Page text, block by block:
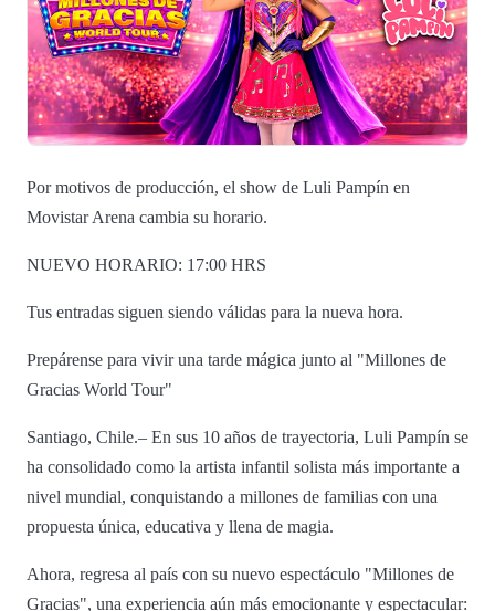
Por motivos de producción, el show de Luli Pampín en
Movistar Arena cambia su horario.
NUEVO HORARIO: 17:00 HRS
Tus entradas siguen siendo válidas para la nueva hora.
Prepárense para vivir una tarde mágica junto al "Millones de
Gracias World Tour"
Santiago, Chile.– En sus 10 años de trayectoria, Luli Pampín se
ha consolidado como la artista infantil solista más importante a
nivel mundial, conquistando a millones de familias con una
propuesta única, educativa y llena de magia.
Ahora, regresa al país con su nuevo espectáculo "Millones de
Gracias", una experiencia aún más emocionante y espectacular: